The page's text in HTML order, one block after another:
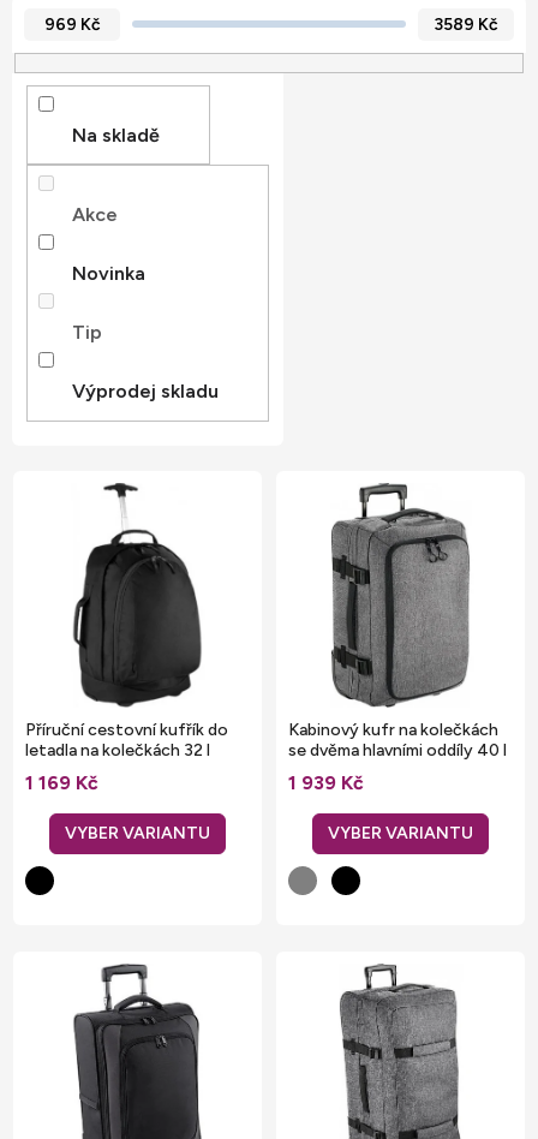
p
969 Kč 3589 Kč
Na skladě
Akce
Novinka
Tip
Výprodej skladu
o
d
u
ů
Příruční cestovní kufřík do
letadla na kolečkách 32 l
1 169 Kč
Kabinový kufr na kolečkách
se dvěma hlavními oddíly 40 l
1 939 Kč